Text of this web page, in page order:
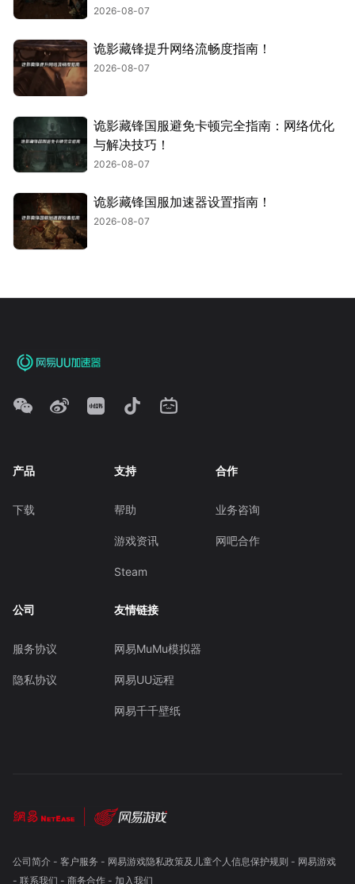
2026-08-07
诡影藏锋提升网络流畅度指南！
2026-08-07
诡影藏锋国服避免卡顿完全指南：网络优化
与解决技巧！
2026-08-07
诡影藏锋国服加速器设置指南！
2026-08-07
产品
下载
支持
帮助
游戏资讯
Steam
合作
业务咨询
网吧合作
公司
服务协议
隐私协议
友情链接
网易MuMu模拟器
网易UU远程
网易千千壁纸
公司简介- 客户服务 - 网易游戏隐私政策及儿童个人信息保护规则 - 网易游戏
- 联系我们 - 商务合作- 加入我们